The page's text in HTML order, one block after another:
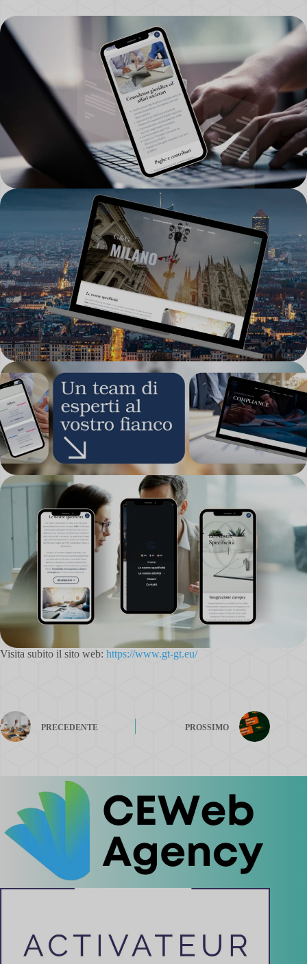
Visita subito il sito web: https://www.gt-gt.eu/
PRECEDENTE PROSSIMO